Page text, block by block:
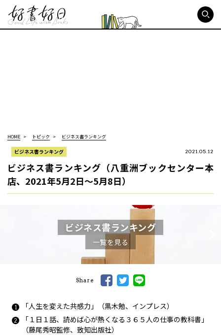
HOME トピック ビジネス書ランキング
ビジネス書ランキング 2021.05.12
ビジネス書ランキング（八重洲ブックセンター本
店、2021年5月2日～5月8日）
ビジネス書ランキング
一覧を見る
Share
「人生を変えた共感力」（黒木勉、インプレス）
「１日１話、読めば心が熱くなる３６５人の仕事の教科書」
（藤尾秀昭監修、致知出版社）